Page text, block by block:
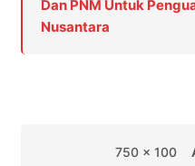
Dan PNM Untuk
Nusantara
750 x 100